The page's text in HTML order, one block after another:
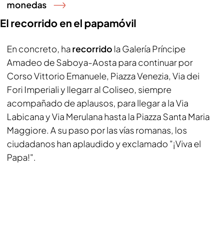
monedas
El recorrido en el papamóvil
En concreto, ha recorrido la Galería Príncipe
Amadeo de Saboya-Aosta para continuar por
Corso Vittorio Emanuele, Piazza Venezia, Via dei
Fori Imperiali y llegarr al Coliseo, siempre
acompañado de aplausos, para llegar a la Via
Labicana y Via Merulana hasta la Piazza Santa Maria
Maggiore. A su paso por las vías romanas, los
ciudadanos han aplaudido y exclamado "¡Viva el
Papa!".